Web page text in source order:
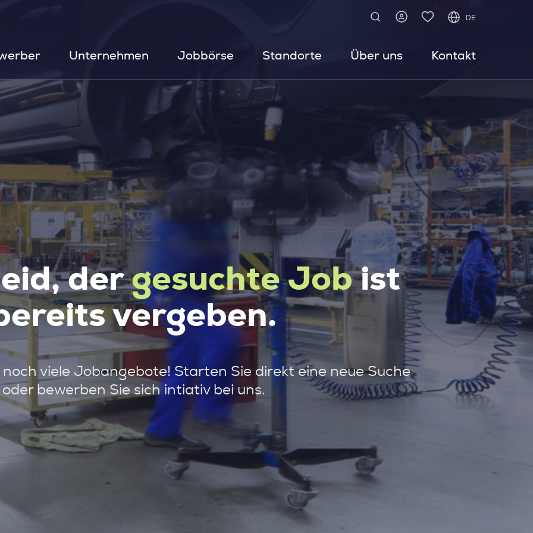
DE
Unternehmen Jobbörse Standorte Über uns Kontakt
dergesuchte Jobist
vergeben.
viele Jobangebote! Starten Sie direkt eine neue Suche
oder bewerben Sie sich intiativ bei uns.